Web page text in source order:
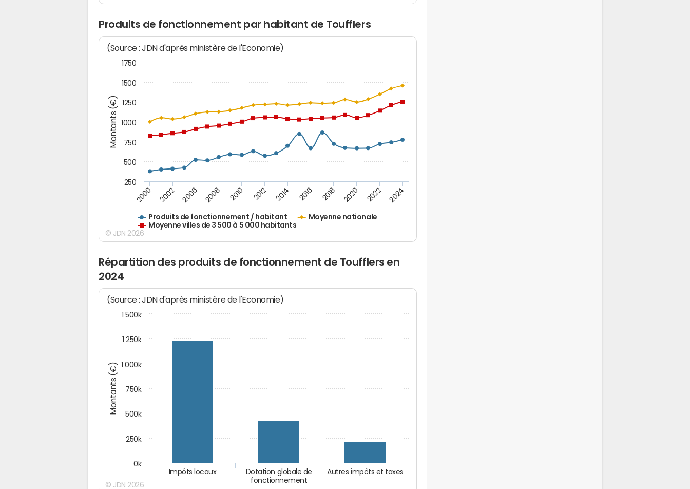
Produits de fonctionnement par habitant de Toufflers
Montants (€)
(Source : JDN d'après ministère de l'Economie)
Produits de fonctionnement / habitant
Moyenne nationale
Moyenne villes de 3 500 à 5 000 habitants
2000 2002 2006 2008 2010 2012 2014 2016 2018 2020 2022 2024
250
500
750
1000
1250
1500
1750
© JDN 2026
Répartition des produits de fonctionnement de Toufflers en
2024
Montants (€)
(Source : JDN d'après ministère de l'Economie)
Autres impôts et taxes
Dotation globale de
fonctionnement
Impôts locaux
0k
250k
500k
750k
1 000k
1 250k
1 500k
© JDN 2026